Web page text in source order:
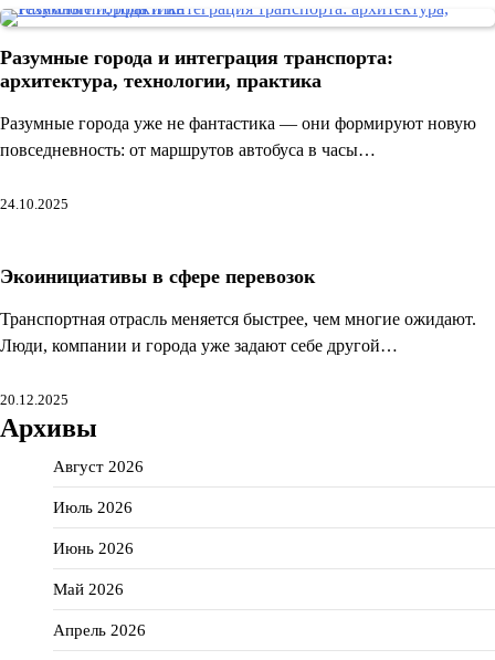
Разумные города и интеграция транспорта:
архитектура, технологии, практика
Разумные города уже не фантастика — они формируют новую
повседневность: от маршрутов автобуса в часы…
24.10.2025
Экоинициативы в сфере перевозок
Транспортная отрасль меняется быстрее, чем многие ожидают.
Люди, компании и города уже задают себе другой…
20.12.2025
Архивы
Август 2026
Июль 2026
Июнь 2026
Май 2026
Апрель 2026